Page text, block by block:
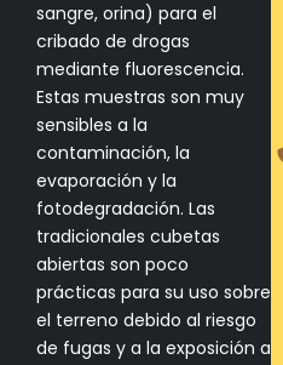
sangre, orina) para el
cribado de drogas
mediante fluorescencia.
Estas muestras son muy
sensibles a la
contaminación, la
evaporación y la
fotodegradación. Las
tradicionales cubetas
abiertas son poco
prácticas para su uso sobre
el terreno debido al riesgo
de fugas y a la exposición a